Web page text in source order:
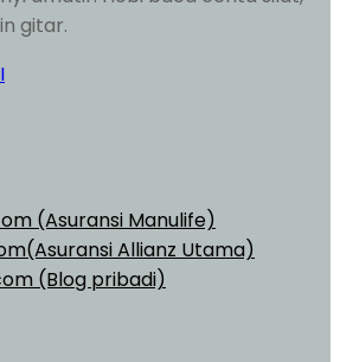
gitar.
(Asuransi Manulife)
Allianz Utama)
(Blog pribadi)